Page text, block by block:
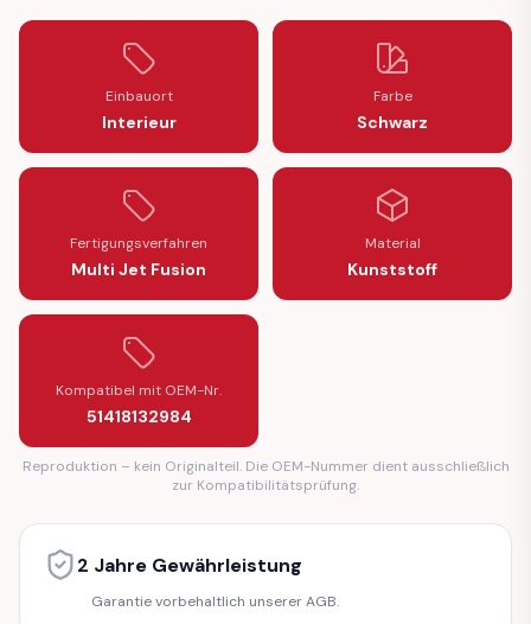
Einbauort
Interieur
Farbe
Schwarz
Fertigungsverfahren
Multi Jet Fusion
Material
Kunststoff
Kompatibel mit OEM-Nr.
51418132984
Reproduktion – kein Originalteil. Die OEM-Nummer dient ausschließlich
zur Kompatibilitätsprüfung.
2 Jahre Gewährleistung
Garantie vorbehaltlich unserer AGB.